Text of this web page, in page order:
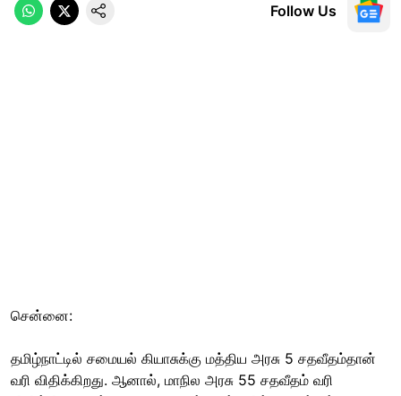
Follow Us
சென்னை:
தமிழ்நாட்டில் சமையல் கியாசுக்கு மத்திய அரசு 5 சதவீதம்தான்
வரி விதிக்கிறது. ஆனால், மாநில அரசு 55 சதவீதம் வரி